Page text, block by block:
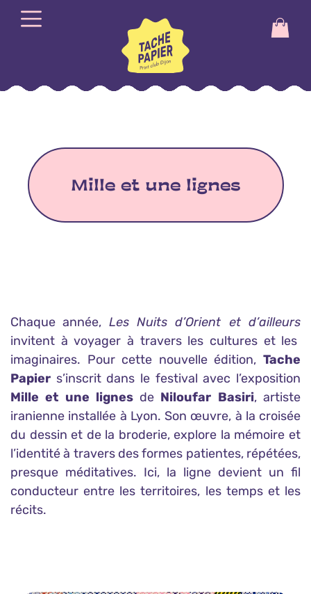
Mille et une lignes
Chaque année, Les Nuits d’Orient et d’ailleurs
invitent à voyager à travers les cultures et les
imaginaires. Pour cette nouvelle édition, Tache
Papier s’inscrit dans le festival avec l’exposition
Mille et une lignesde Niloufar Basiri, artiste
iranienne installée à Lyon. Son œuvre, à la croisée
du dessin et de la broderie, explore la mémoire et
l’identité à travers des formes patientes, répétées,
presque méditatives. Ici, la ligne devient un fil
conducteur entre les territoires, les temps et les
récits.